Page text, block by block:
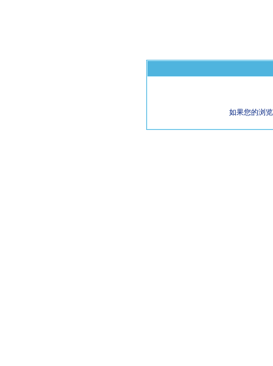
如果您的浏